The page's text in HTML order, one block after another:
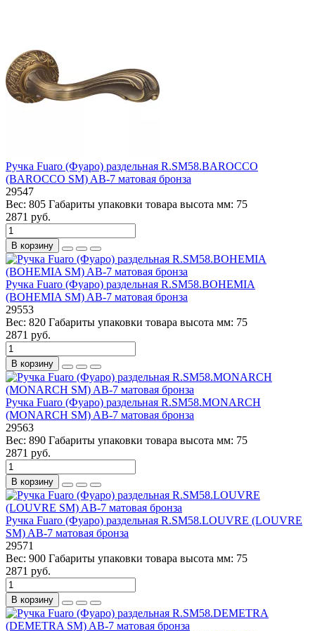
Ручка Fuaro (Фуаро) раздельная R.SM58.BAROCCO
(BAROCCO SM) AB-7 матовая бронза
29547
Вес: 805 Габариты упаковки товара высота мм: 75
2871 руб.
В корзину
Ручка Fuaro (Фуаро) раздельная R.SM58.BOHEMIA
(BOHEMIA SM) AB-7 матовая бронза
29553
Вес: 820 Габариты упаковки товара высота мм: 75
2871 руб.
В корзину
Ручка Fuaro (Фуаро) раздельная R.SM58.MONARCH
(MONARCH SM) AB-7 матовая бронза
29563
Вес: 890 Габариты упаковки товара высота мм: 75
2871 руб.
В корзину
Ручка Fuaro (Фуаро) раздельная R.SM58.LOUVRE (LOUVRE
SM) AB-7 матовая бронза
29571
Вес: 900 Габариты упаковки товара высота мм: 75
2871 руб.
В корзину